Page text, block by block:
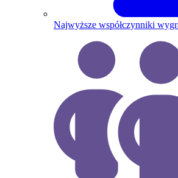
Najwyższe współczynniki